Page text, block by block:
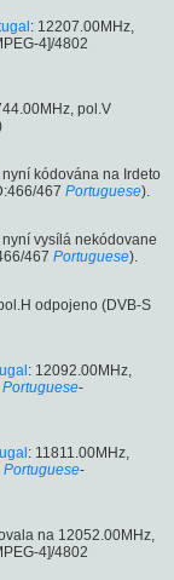
: 12207.00MHz,
4]/4802
pol.V
kódována na Irdeto
467 Portuguese).
vysílá nekódovane
467 Portuguese).
odpojeno (DVB-S
: 12092.00MHz,
Portuguese-
: 11811.00MHz,
Portuguese-
na 12052.00MHz,
4]/4802